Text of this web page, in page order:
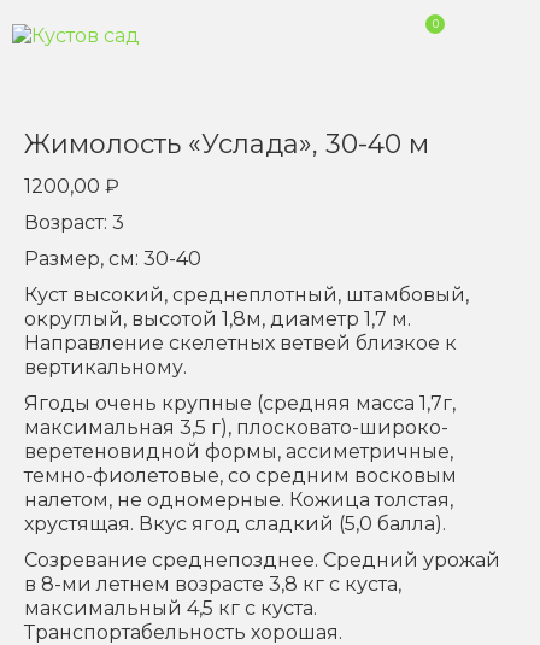
0
Жимолость «Услада», 30-40 м
1200,00 ₽
Возраст: 3
Размер, см: 30-40
Куст высокий, среднеплотный, штамбовый,
округлый, высотой 1,8м, диаметр 1,7 м.
Направление скелетных ветвей близкое к
вертикальному.
Ягоды очень крупные (средняя масса 1,7г,
максимальная 3,5 г), плосковато-широко-
веретеновидной формы, ассиметричные,
темно-фиолетовые, со средним восковым
налетом, не одномерные. Кожица толстая,
хрустящая. Вкус ягод сладкий (5,0 балла).
Созревание среднепозднее. Средний урожай
в 8-ми летнем возрасте 3,8 кг с куста,
максимальный 4,5 кг с куста.
Транспортабельность хорошая.